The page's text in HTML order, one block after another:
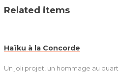
Related items
Haïku à la Concorde
Un joli projet, un hommage au